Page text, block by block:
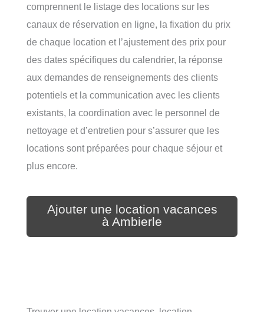
comprennent le listage des locations sur les
canaux de réservation en ligne, la fixation du prix
de chaque location et l’ajustement des prix pour
des dates spécifiques du calendrier, la réponse
aux demandes de renseignements des clients
potentiels et la communication avec les clients
existants, la coordination avec le personnel de
nettoyage et d’entretien pour s’assurer que les
locations sont préparées pour chaque séjour et
plus encore.
Ajouter une location vacances
à Ambierle